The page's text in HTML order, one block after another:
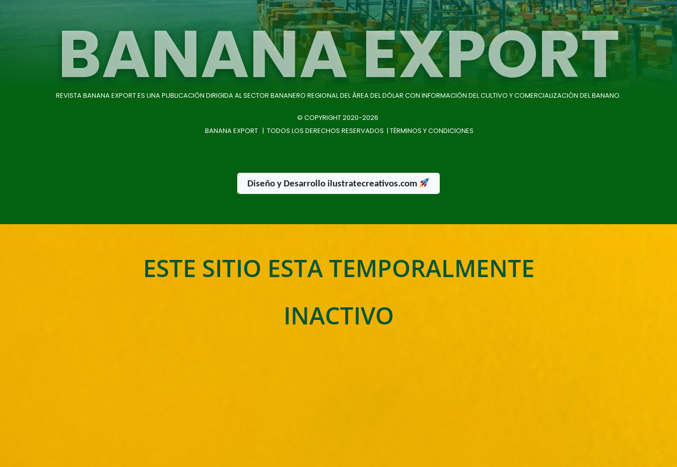
BANANA EXPORT
REVISTA BANANA EXPORT ES UNA PUBLICACIÓN DIRIGIDA AL SECTOR BANANERO REGIONAL DEL ÁREA DEL DÓLAR CON INFORMACIÓN DEL CULTIVO Y COMERCIALIZACIÓN DEL BANANO.
© COPYRIGHT 2020-2026
BANANA EXPORT | TODOS LOS DERECHOS RESERVADOS | TÉRMINOS Y CONDICIONES
Diseño y Desarrollo ilustratecreativos.com
ESTE SITIO ESTA TEMPORALMENTE
INACTIVO